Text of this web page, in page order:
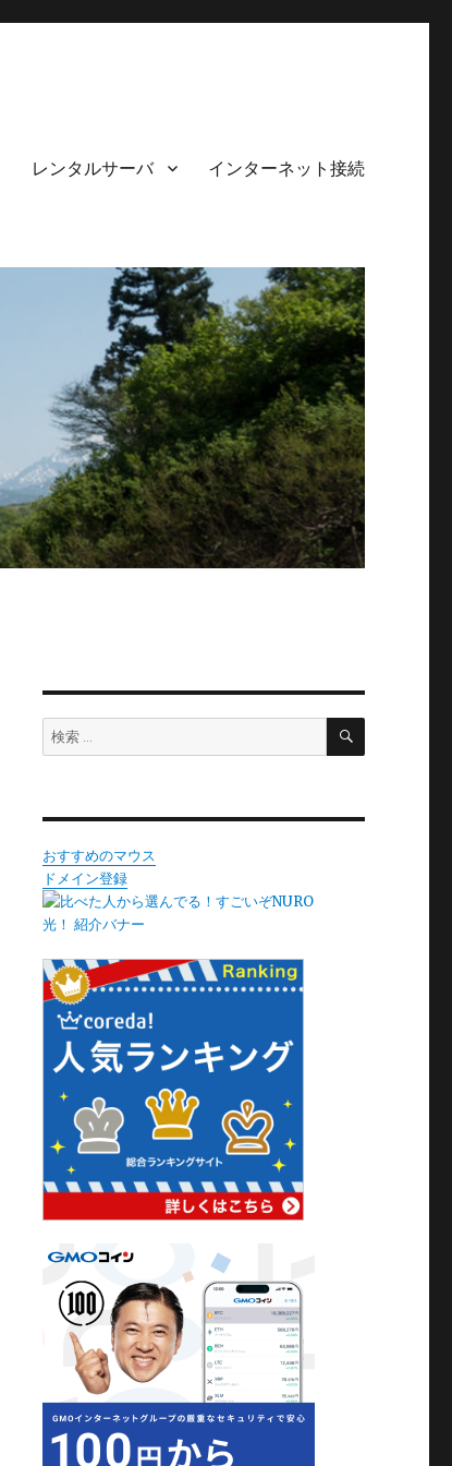
レンタルサーバ インターネット接続
検
索:
検
おすすめのマウス
ドメイン登録